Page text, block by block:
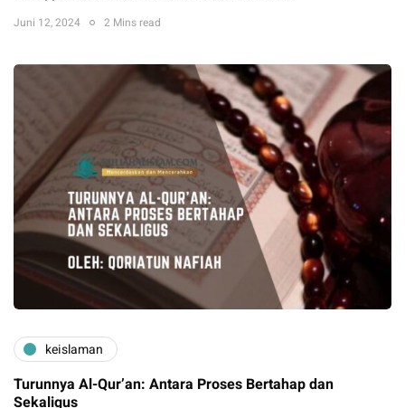
Juni 12, 2024 2 Mins read
keislaman
Turunnya Al-Qur’an: Antara Proses Bertahap dan
Sekaligus